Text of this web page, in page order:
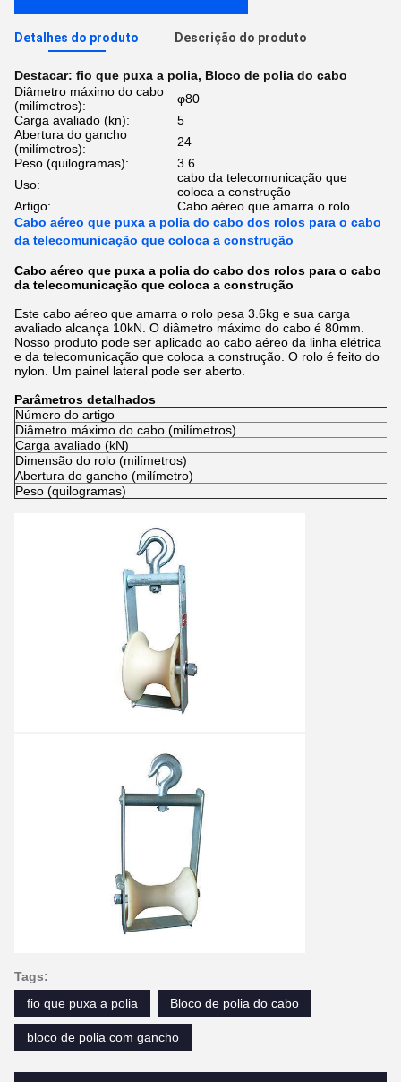
Detalhes do produto Descrição do produto
Destacar: fio que puxa a polia, Bloco de polia do cabo
Diâmetro máximo do cabo
(milímetros):
φ80
Carga avaliado (kn):
5
Abertura do gancho
(milímetros):
24
Peso (quilogramas):
3.6
Uso:
cabo da telecomunicação que
coloca a construção
Artigo:
Cabo aéreo que amarra o rolo
Cabo aéreo que puxa a polia do cabo dos rolos para o cabo
da telecomunicação que coloca a construção
Cabo aéreo que puxa a polia do cabo dos rolos para o cabo
da telecomunicação que coloca a construção
Este cabo aéreo que amarra o rolo pesa 3.6kg e sua carga
avaliado alcança 10kN. O diâmetro máximo do cabo é 80mm.
Nosso produto pode ser aplicado ao cabo aéreo da linha elétrica
e da telecomunicação que coloca a construção. O rolo é feito do
nylon. Um painel lateral pode ser aberto.
Parâmetros detalhados
Número do artigo
Diâmetro máximo do cabo (milímetros)
Carga avaliado (kN)
Dimensão do rolo (milímetros)
Abertura do gancho (milímetro)
Peso (quilogramas)
Tags:
fio que puxa a polia
Bloco de polia do cabo
bloco de polia com gancho